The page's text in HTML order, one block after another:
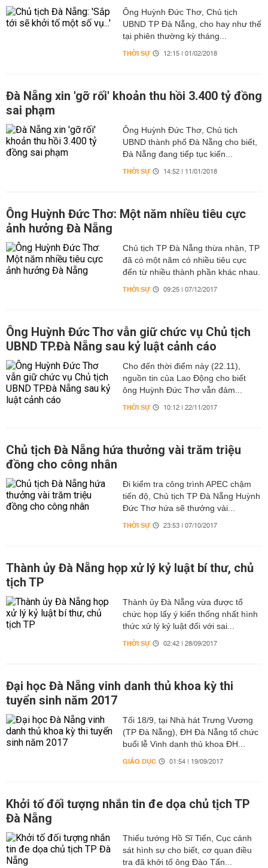
Ông Huỳnh Đức Thơ, Chủ tịch
UBND TP Đà Nẵng, cho hay như thế
tại phiên thường kỳ tháng...
THỜI SỰ 12:15 | 01/02/2018
Đà Nẵng xin 'gỡ rối' khoản thu hồi 3.400 tỷ đồng
sai phạm
Ông Huỳnh Đức Thơ, Chủ tịch
UBND thành phố Đà Nẵng cho biết,
Đà Nẵng đang tiếp tục kiến...
THỜI SỰ 14:52 | 11/01/2018
Ông Huỳnh Đức Thơ: Một năm nhiều tiêu cực
ảnh hưởng Đà Nẵng
Chủ tịch TP Đà Nẵng thừa nhận, TP
đã có một năm có nhiều tiêu cực
đến từ nhiều thành phần khác nhau.
THỜI SỰ 09:25 | 07/12/2017
Ông Huỳnh Đức Thơ vẫn giữ chức vụ Chủ tịch
UBND TP.Đà Nẵng sau kỷ luật cảnh cáo
Cho đến thời điểm này (22.11),
nguồn tin của Lao Động cho biết
ông Huỳnh Đức Thơ vẫn đảm...
THỜI SỰ 10:12 | 22/11/2017
Chủ tịch Đà Nẵng hứa thưởng vài trăm triệu
đồng cho công nhân
Đi kiểm tra công trình APEC chậm
tiến độ, Chủ tịch TP Đà Nẵng Huỳnh
Đức Thơ hứa sẽ thưởng vài...
THỜI SỰ 23:53 | 07/10/2017
Thành ủy Đà Nẵng họp xử lý kỷ luật bí thư, chủ
tịch TP
Thành ủy Đà Nẵng vừa được tổ
chức họp lấy ý kiến thống nhất hình
thức xử lý kỷ luật đối với sai...
THỜI SỰ 02:42 | 28/09/2017
Đại học Đà Nẵng vinh danh thủ khoa kỳ thi
tuyển sinh năm 2017
Tối 18/9, tại Nhà hát Trưng Vương
(TP Đà Nẵng), ĐH Đà Nẵng tổ chức
buổi lễ Vinh danh thủ khoa ĐH...
GIÁO DỤC 01:54 | 19/09/2017
Khởi tố đối tượng nhắn tin đe dọa chủ tịch TP
Đà Nẵng
Thiếu tướng Hồ Sĩ Tiến, Cục cảnh
sát hình sự cho biết, cơ quan điều
tra đã khởi tố ông Đào Tấn...